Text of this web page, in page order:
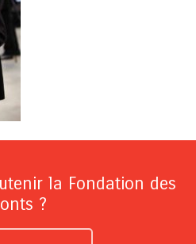
la Fondation des
?